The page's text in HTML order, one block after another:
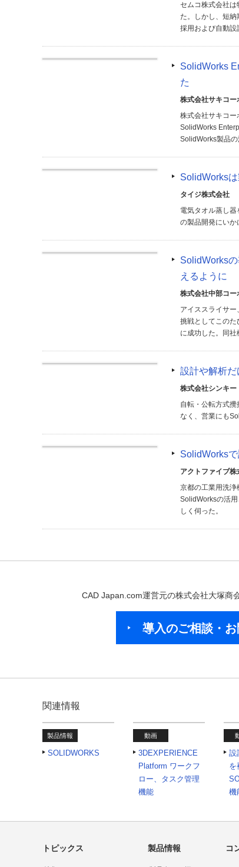
セムコ株式会社は
た。しかし、短
採用および自動設
SolidWorks
た
株式会社サキコー
株式会社サキコ
SolidWorks
SolidWorks製品の
SolidWorks
タイジ株式会社
電気タオル蒸し
の製品開発にいか
SolidWorks
えるように
株式会社中部コー
アイススライサ
挑戦としてこの
に成功した。同社
設計や解析
株式会社シンキー
自転・公転方式
なく、営業にも
SolidWorks
アクトファイブ株
京都の工業用洗
SolidWorksの活
しく伺った。
CAD Japan.com運営元の株式会社大塚商
導入のご相談・
関連情報
製品情報
SOLIDWORKS
動画
3DEXPERIENCE
Platform ワークフ
ロー、タスク管理
機能
設
を
機
トピックス 製品情報 コ